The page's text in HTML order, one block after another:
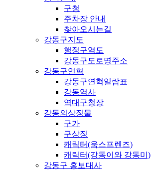
구청
주차장 안내
찾아오시는길
강동구지도
행정구역도
강동구도로명주소
강동구연혁
강동구연혁일람표
강동역사
역대구청장
강동의상징물
구가
구상징
캐릭터(움스프렌즈)
캐릭터(강동이와 강동미)
강동구 홍보대사